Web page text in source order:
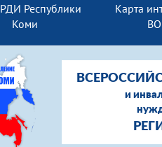
Республики
Коми
Карта
и